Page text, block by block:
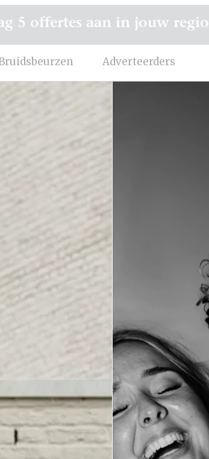
Adverteerders
5 offertes aan in jouw regio